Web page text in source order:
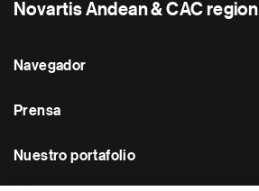
Novartis Andean & CAC region
Navegador
Prensa
Nuestro portafolio